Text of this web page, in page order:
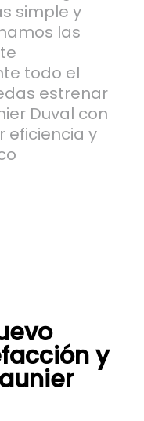
simple y
las
todo el
estrenar
Duval con
eficiencia y
y